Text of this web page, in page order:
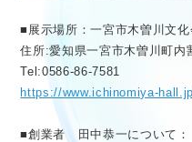
■展示場所：一宮市木曽川文化
住所:愛知県一宮市木曽川町内
Tel:0586-86-7581
https://www.ichinomiya-
■創業者 田中恭一について：